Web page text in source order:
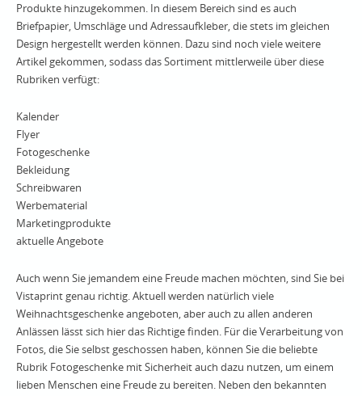
Produkte hinzugekommen. In diesem Bereich sind es auch
Briefpapier, Umschläge und Adressaufkleber, die stets im gleichen
Design hergestellt werden können. Dazu sind noch viele weitere
Artikel gekommen, sodass das Sortiment mittlerweile über diese
Rubriken verfügt:
Kalender
Flyer
Fotogeschenke
Bekleidung
Schreibwaren
Werbematerial
Marketingprodukte
aktuelle Angebote
Auch wenn Sie jemandem eine Freude machen möchten, sind Sie bei
Vistaprint genau richtig. Aktuell werden natürlich viele
Weihnachtsgeschenke angeboten, aber auch zu allen anderen
Anlässen lässt sich hier das Richtige finden. Für die Verarbeitung von
Fotos, die Sie selbst geschossen haben, können Sie die beliebte
Rubrik Fotogeschenke mit Sicherheit auch dazu nutzen, um einem
lieben Menschen eine Freude zu bereiten. Neben den bekannten